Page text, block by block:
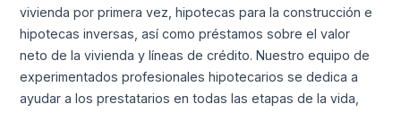
vivienda por primera vez, hipotecas para la construcción e
hipotecas inversas, así como préstamos sobre el valor
neto de la vivienda y líneas de crédito. Nuestro equipo de
experimentados profesionales hipotecarios se dedica a
ayudar a los prestatarios en todas las etapas de la vida,